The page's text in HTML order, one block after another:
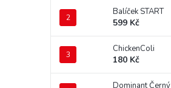
Balíček START
599 Kč
ChickenColi
180 Kč
Dominant Černý